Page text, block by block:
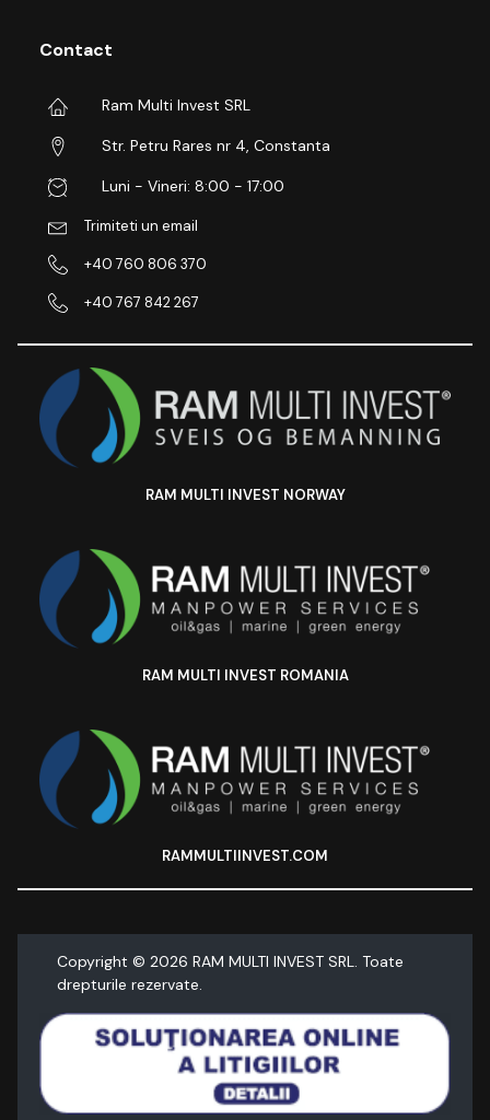
Contact
Ram Multi Invest SRL
Str. Petru Rares nr 4, Constanta
Luni - Vineri: 8:00 - 17:00
Trimiteti un email
+40 760 806 370
+40 767 842 267
RAM MULTI INVEST NORWAY
RAM MULTI INVEST ROMANIA
RAMMULTIINVEST.COM
Copyright © 2026 RAM MULTI INVEST SRL. Toate
drepturile rezervate.